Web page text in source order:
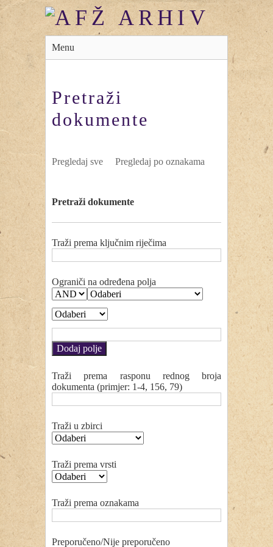
Menu
Pretraži
dokumente
Pregledaj sve Pregledaj po oznakama
Pretraži dokumente
Traži prema ključnim riječima
Ograniči na određena polja
Dodaj polje
Traži prema rasponu rednog broja
dokumenta (primjer: 1-4, 156, 79)
Traži u zbirci
Traži prema vrsti
Traži prema oznakama
Preporučeno/Nije preporučeno